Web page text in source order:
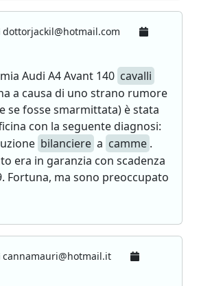
dottorjackil@hotmail.com
Audi A4 Avant 140 cavalli
a causa di uno strano rumore
se fosse smarmittata) è stata
con la seguente diagnosi:
bilanciere a camme .
era in garanzia con scadenza
Fortuna, ma sono preoccupato
cannamauri@hotmail.it